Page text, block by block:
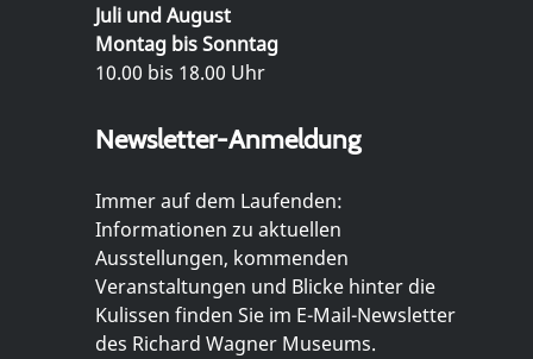
Juli und August
Montag bis Sonntag
10.00 bis 18.00 Uhr
Newsletter-Anmeldung
Immer auf dem Laufenden:
Informationen zu aktuellen
Ausstellungen, kommenden
Veranstaltungen und Blicke hinter die
Kulissen finden Sie im E-Mail-Newsletter
des Richard Wagner Museums.